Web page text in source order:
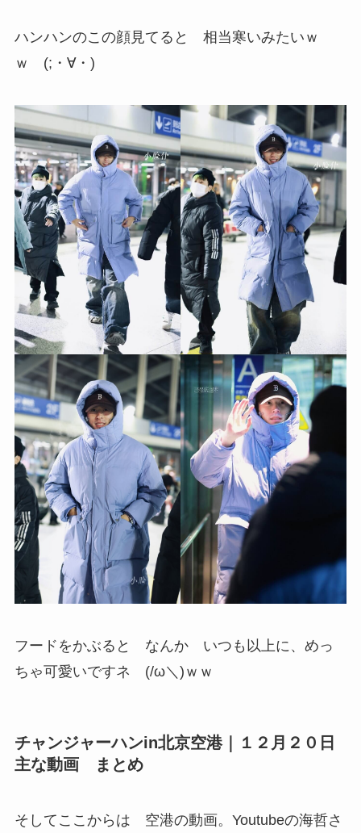
ハンハンのこの顔見てると 相当寒いみたいｗ
ｗ (;・∀・)
フードをかぶると なんか いつも以上に、めっ
ちゃ可愛いですネ (/ω＼)ｗｗ
チャンジャーハンin北京空港｜１２月２０日
主な動画 まとめ
そしてここからは 空港の動画。Youtubeの海哲さ